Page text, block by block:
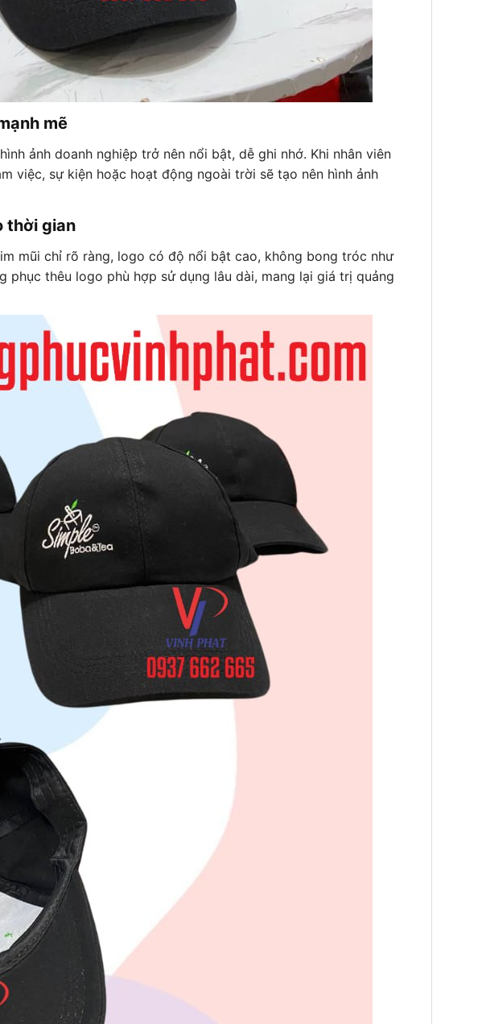
mẽ
ảnh doanh nghiệp trở nên nổi bật, dễ ghi nhớ. Khi nhân viên
việc, sự kiện hoặc hoạt động ngoài trời sẽ tạo nên hình ảnh
thời gian
mũi chỉ rõ ràng, logo có độ nổi bật cao, không bong tróc như
phục thêu logo phù hợp sử dụng lâu dài, mang lại giá trị quảng